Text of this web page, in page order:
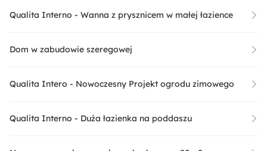
Qualita Interno - Wanna z prysznicem w małej łazience
Dom w zabudowie szeregowej
Qualita Intero - Nowoczesny Projekt ogrodu zimowego
Qualita Interno - Duża łazienka na poddaszu